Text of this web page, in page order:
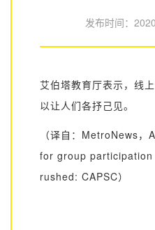
发布时间：
艾伯塔教育厅表示，线
以让人们各抒己见。
（译自： MetroNews，
for group
rushed: CAPSC）